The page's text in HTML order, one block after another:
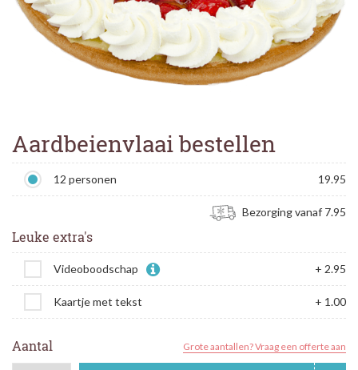
Aardbeienvlaai bestellen
12 personen 19.95
Bezorging vanaf 7.95
Leuke extra's
Videoboodschap + 2.95
Kaartje met tekst + 1.00
Aantal Grote aantallen? Vraag een offerte aan